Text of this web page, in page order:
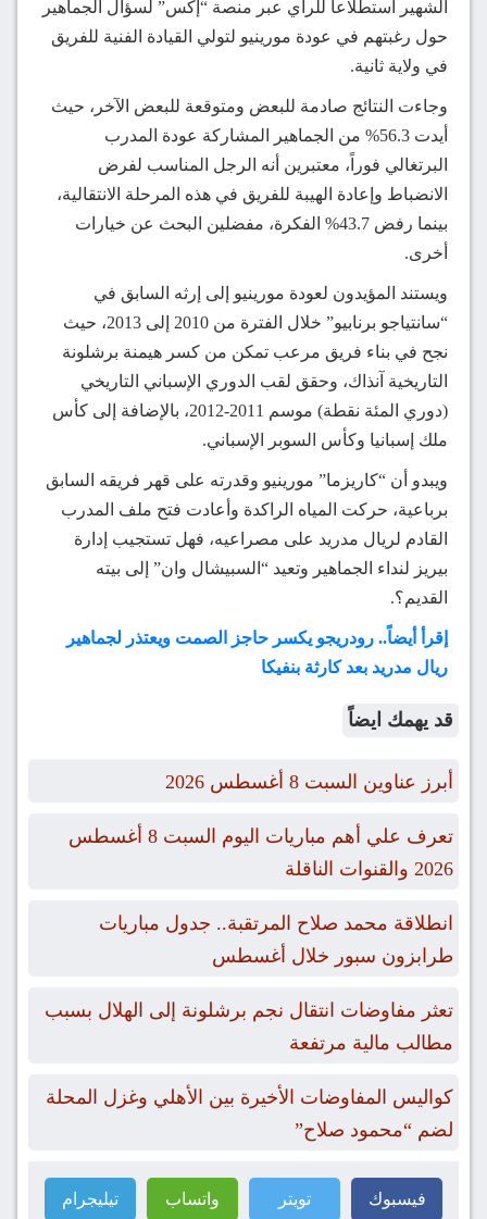
الشهير استطلاعاً للرأي عبر منصة “إكس” لسؤال الجماهير
حول رغبتهم في عودة مورينيو لتولي القيادة الفنية للفريق
في ولاية ثانية.
وجاءت النتائج صادمة للبعض ومتوقعة للبعض الآخر، حيث
أيدت 56.3% من الجماهير المشاركة عودة المدرب
البرتغالي فوراً، معتبرين أنه الرجل المناسب لفرض
الانضباط وإعادة الهيبة للفريق في هذه المرحلة الانتقالية،
بينما رفض 43.7% الفكرة، مفضلين البحث عن خيارات
أخرى.
ويستند المؤيدون لعودة مورينيو إلى إرثه السابق في
“سانتياجو برنابيو” خلال الفترة من 2010 إلى 2013، حيث
نجح في بناء فريق مرعب تمكن من كسر هيمنة برشلونة
التاريخية آنذاك، وحقق لقب الدوري الإسباني التاريخي
(دوري المئة نقطة) موسم 2011-2012، بالإضافة إلى كأس
ملك إسبانيا وكأس السوبر الإسباني.
ويبدو أن “كاريزما” مورينيو وقدرته على قهر فريقه السابق
برباعية، حركت المياه الراكدة وأعادت فتح ملف المدرب
القادم لريال مدريد على مصراعيه، فهل تستجيب إدارة
بيريز لنداء الجماهير وتعيد “السبيشال وان” إلى بيته
القديم؟.
إقرأ أيضاً.. رودريجو يكسر حاجز الصمت ويعتذر لجماهير
ريال مدريد بعد كارثة بنفيكا
قد يهمك ايضاً
أبرز عناوين السبت 8 أغسطس 2026
تعرف علي أهم مباريات اليوم السبت 8 أغسطس
2026 والقنوات الناقلة
انطلاقة محمد صلاح المرتقبة.. جدول مباريات
طرابزون سبور خلال أغسطس
تعثر مفاوضات انتقال نجم برشلونة إلى الهلال بسبب
مطالب مالية مرتفعة
كواليس المفاوضات الأخيرة بين الأهلي وغزل المحلة
لضم “محمود صلاح”
فيسبوك تويتر واتساب تيليجرام